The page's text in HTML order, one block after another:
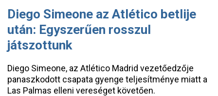
Diego Simeone az Atlético betlije
után: Egyszerűen rosszul
játszottunk
Diego Simeone, az Atlético Madrid vezetőedzője
panaszkodott csapata gyenge teljesítménye miatt a
Las Palmas elleni vereséget követően.